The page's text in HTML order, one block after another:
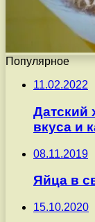
Популярное
11.02.2022
Датский
вкуса и
08.11.2019
Яйца в
15.10.2020